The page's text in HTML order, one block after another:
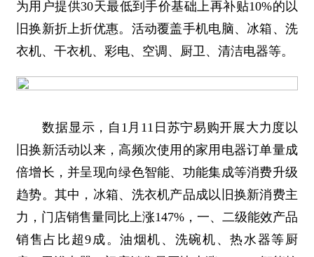
为用户提供30天最低到手价基础上再补贴10%的以
旧换新折上折优惠。活动覆盖手机电脑、冰箱、洗
衣机、干衣机、彩电、空调、厨卫、清洁电器等。
数据显示，自1月11日苏宁易购开展大力度以
旧换新活动以来，高频次使用的家用电器订单量成
倍增长，并呈现向绿色智能、功能集成等消费升级
趋势。其中，冰箱、洗衣机产品成以旧换新消费主
力，门店销售量同比上涨147%，一、二级能效产品
销售占比超9成。油烟机、洗碗机、热水器等厨